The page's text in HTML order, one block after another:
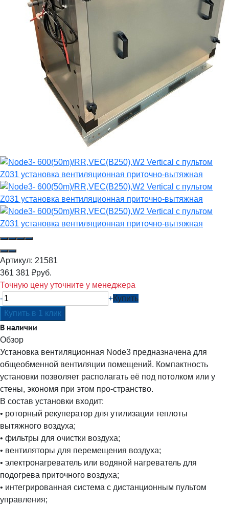
Артикул: 21581
361 381 ₽руб.
Точную цену уточните у менеджера
-
+Купить
В наличии
Обзор
Установка вентиляционная Node3 предназначена для
общеобменной вентиляции помещений. Компактность
установки позволяет располагать её под потолком или у
стены, экономя при этом про-странство.
В состав установки входит:
• роторный рекуператор для утилизации теплоты
вытяжного воздуха;
• фильтры для очистки воздуха;
• вентиляторы для перемещения воздуха;
• электронагреватель или водяной нагреватель для
подогрева приточного воздуха;
• интегрированная система с дистанционным пультом
управления;